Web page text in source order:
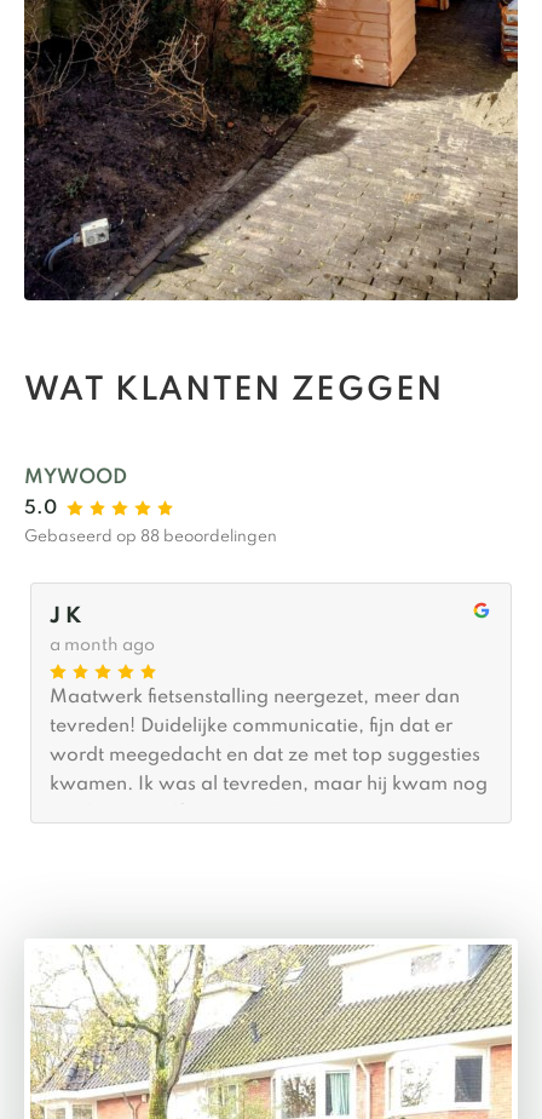
WAT KLANTEN ZEGGEN
MYWOOD
5.0
Gebaseerd op 88 beoordelingen
J K
a month ago
Maatwerk fietsenstalling neergezet, meer dan
tevreden! Duidelijke communicatie, fijn dat er
wordt meegedacht en dat ze met top suggesties
kwamen. Ik was al tevreden, maar hij kwam nog